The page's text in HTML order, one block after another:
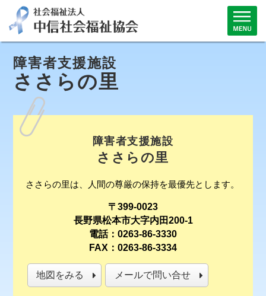
障害者支援施設
ささらの里
障害者支援施設
ささらの里
ささらの里は、人間の尊厳の保持を最優先とします。
〒399-0023
長野県松本市大字内田200-1
電話：0263-86-3330
FAX：0263-86-3334
地図をみる メールで問い合せ